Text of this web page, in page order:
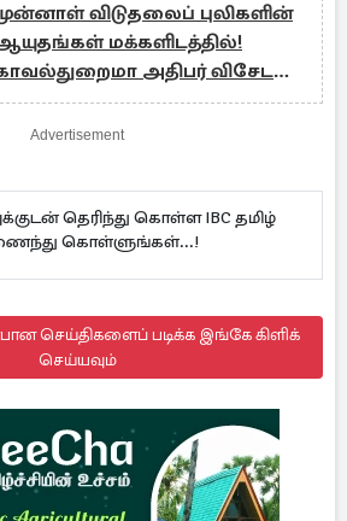
விடுதலைப் புலிகளின்
மக்களிடத்தில்!
அதிபர் விசேட
Advertisement
தெரிந்து கொள்ள IBC தமிழ்
கொள்ளுங்கள்...!
செய்திகளைப் படிக்க இங்கே கிளிக்
செய்யவும்